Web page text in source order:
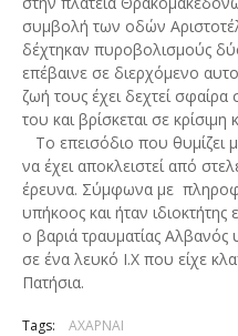
συμβολή των οδών
δέχτηκαν πυροβολισμούς
επέβαινε σε διερχόμενο
ζωή τους έχει δεχτεί
του και βρίσκεται σε κρίσιμη
Το επεισόδιο που θυμίζει
να έχει αποκλειστεί από
έρευνα. Σύμφωνα με
υπήκοος και ήταν
ο βαριά τραυματίας
σε ένα λευκό Ι.Χ που είχε
Πατήσια.
Tags: ΑΧΑΡΝΑΙ